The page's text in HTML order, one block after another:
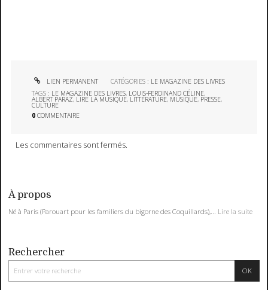
LIEN PERMANENT CATÉGORIES : LE MAGAZINE DES LIVRES
TAGS : LE MAGAZINE DES LIVRES, LOUIS-FERDINAND CÉLINE,
ALBERT PARAZ, LIRE LA MUSIQUE, LITTÉRATURE, MUSIQUE, PRESSE,
CULTURE
0 COMMENTAIRE
Les commentaires sont fermés.
À propos
Né à Paris (Parouart pour les familiers du bigorne des Coquillards),... Lire la suite
Rechercher